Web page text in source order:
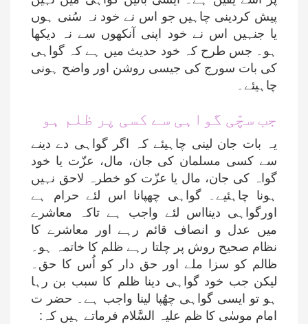
پیش کردینی چاہیں جو اس نے خود نہ سُنی ہوں
یا جنہیں اس نے خود اپنی آنکھوں سے نہ دیکھا
ہو۔ جس طرح کہ خود حدیث میں ہے کہ گواہی
کی بات سورج کی جیسی روشن اور واضح ہونی
چاہیئے۔
جب سچّی گواہی سے کسی پر ظلم ہو
یہ بات جان لینی چاہیئے کہ اگر گواہی دے دینے
سے کسی مسلمان کی جان، مال، عزّت یا خود
گواہ کی جان، مال یا عزّت کو خطرہ لاحق نہیں
ہونا چاہئیے۔ گواہی چھپانا اس لئے حرام ہے
اورگواہی دینااس لئے واجب ہے تاکہ معاشرے
میں عدل و انصاف قائم رہے اور معاشرے کا
نظام صحیح روش پر چلتا رہے ظلم کا خاتمہ ہو۔
ظالم کو سزا ملے اور حق دار کو اُس کا حق۔
لیکن جب خود گواہی دینا ظلم کا سبب بن رہا
ہو تو ایسی گواہی چھُپا لینا واجب ہے۔ حضر ت
امام موسٰی کا ظم علیہ السَّلام فرماتے ہیں کہ: